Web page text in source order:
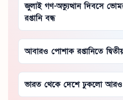
জুলাই গণ-অভ্যুত্থান দিবসে
রপ্তানি বন্ধ
আবারও পোশাক রপ্তানিতে
ভারত থেকে দেশে ঢুকলো আরও